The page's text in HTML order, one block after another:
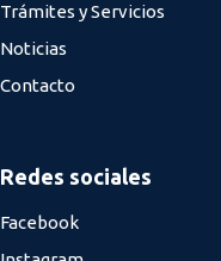
Trámites y Servicios
Noticias
Contacto
Redes sociales
Facebook